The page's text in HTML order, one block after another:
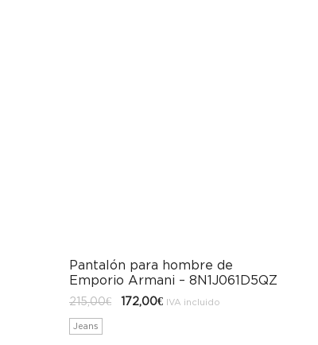
Pantalón para hombre de
Emporio Armani – 8N1J061D5QZ
215,00€
El172,00€ElIVA incluido
Jeans